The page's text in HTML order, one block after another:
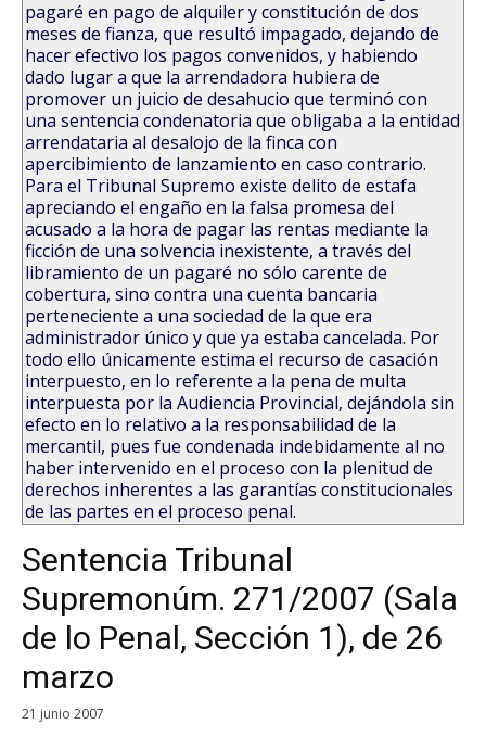
pagaré en pago de alquiler y constitución de dos
meses de fianza, que resultó impagado, dejando de
hacer efectivo los pagos convenidos, y habiendo
dado lugar a que la arrendadora hubiera de
promover un juicio de desahucio que terminó con
una sentencia condenatoria que obligaba a la entidad
arrendataria al desalojo de la finca con
apercibimiento de lanzamiento en caso contrario.
Para el Tribunal Supremo existe delito de estafa
apreciando el engaño en la falsa promesa del
acusado a la hora de pagar las rentas mediante la
ficción de una solvencia inexistente, a través del
libramiento de un pagaré no sólo carente de
cobertura, sino contra una cuenta bancaria
perteneciente a una sociedad de la que era
administrador único y que ya estaba cancelada. Por
todo ello únicamente estima el recurso de casación
interpuesto, en lo referente a la pena de multa
interpuesta por la Audiencia Provincial, dejándola sin
efecto en lo relativo a la responsabilidad de la
mercantil, pues fue condenada indebidamente al no
haber intervenido en el proceso con la plenitud de
derechos inherentes a las garantías constitucionales
de las partes en el proceso penal.
Sentencia Tribunal
Supremonúm. 271/2007 (Sala
de lo Penal, Sección 1), de 26
marzo
21 junio 2007